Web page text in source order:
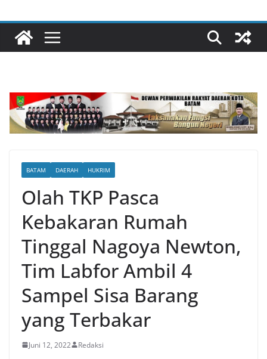
BATAM DAERAH HUKRIM
Olah TKP Pasca
Kebakaran Rumah
Tinggal Nagoya Newton,
Tim Labfor Ambil 4
Sampel Sisa Barang
yang Terbakar
Juni 12, 2022 Redaksi